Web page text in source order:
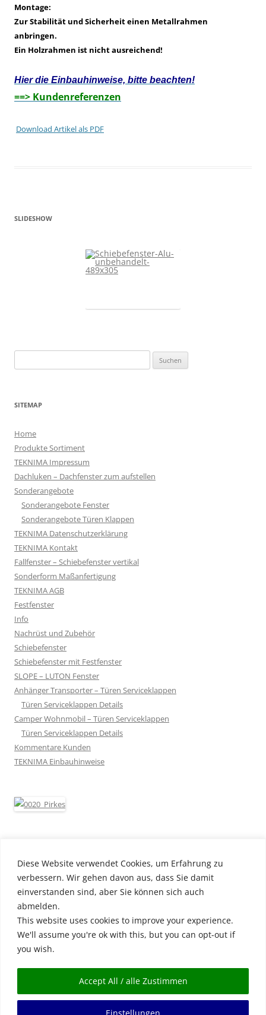
Diese Website verwendet Cookies, um Erfahrung zu
verbessern. Wir gehen davon aus, dass Sie damit
einverstanden sind, aber Sie können sich auch
abmelden.
This website uses cookies to improve your experience.
We'll assume you're ok with this, but you can opt-out if
you wish.
Einstellungen
Accept All / alle Zustimmen
Montage:
Zur Stabilität und Sicherheit einen Metallrahmen
anbringen.
Ein Holzrahmen ist nicht ausreichend!
Hier die Einbauhinweise, bitte beachten!
==> Kundenreferenzen
Download Artikel als PDF
SLIDESHOW
nach:
SITEMAP
Home
Produkte Sortiment
TEKNIMA Impressum
Dachluken – Dachfenster zum aufstellen
Sonderangebote
Sonderangebote Fenster
Sonderangebote Türen Klappen
TEKNIMA Datenschutzerklärung
TEKNIMA Kontakt
Fallfenster – Schiebefenster vertikal
Sonderform Maßanfertigung
TEKNIMA AGB
Festfenster
Info
Nachrüst und Zubehör
Schiebefenster
Schiebefenster mit Festfenster
SLOPE – LUTON Fenster
Anhänger Transporter – Türen Serviceklappen
Türen Serviceklappen Details
Camper Wohnmobil – Türen Serviceklappen
Türen Serviceklappen Details
Kommentare Kunden
TEKNIMA Einbauhinweise
TEKNIMA
TEKNIMA Impressum